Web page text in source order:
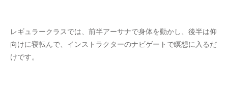
レギュラークラスでは、前半アーサナで身体を動かし、後半は仰
向けに寝転んで、インストラクターのナビゲートで瞑想に入るだ
けです。